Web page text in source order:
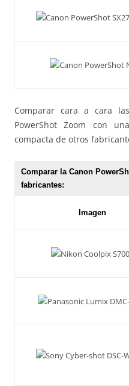
Comparar cara a cara
PowerShot Zoom con
compacta de otros
Comparar la Canon
fabricantes:
Imagen